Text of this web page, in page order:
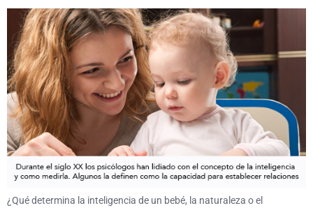
¿Qué determina la inteligencia de un bebé, la naturaleza o el